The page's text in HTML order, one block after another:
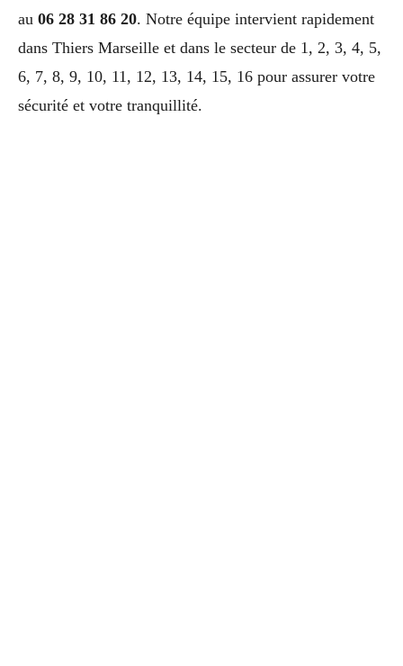
au 06 28 31 86 20. Notre équipe intervient rapidement
dans Thiers Marseille et dans le secteur de 1, 2, 3, 4, 5,
6, 7, 8, 9, 10, 11, 12, 13, 14, 15, 16 pour assurer votre
sécurité et votre tranquillité.